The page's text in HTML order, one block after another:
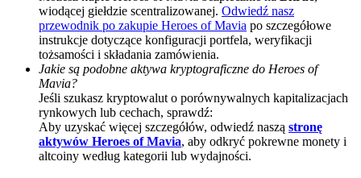
Deposit & Trade BTC to Share 25000 USDT prize pool!
Deposit CASHCAT & Win
Share 500000 CASHCAT prize pool
wiodącej giełdzie scentralizowanej. Odwiedź nasz
przewodnik po zakupie Heroes of Mavia po szczegółowe
instrukcje dotyczące konfiguracji portfela, weryfikacji
tożsamości i składania zamówienia.
Jakie są podobne aktywa kryptograficzne do Heroes of
Mavia?
Jeśli szukasz kryptowalut o porównywalnych kapitalizacjach
rynkowych lub cechach, sprawdź:
Aby uzyskać więcej szczegółów, odwiedź naszą stronę
aktywów Heroes of Mavia, aby odkryć pokrewne monety i
altcoiny według kategorii lub wydajności.